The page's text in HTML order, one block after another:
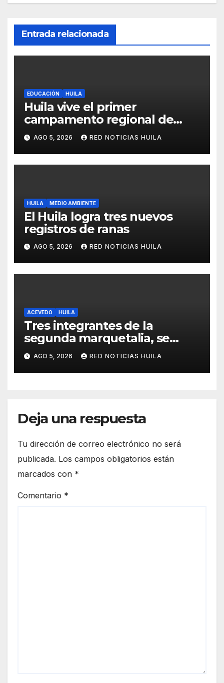
Entrada relacionada
EDUCACIÓN HUILA
Huila vive el primer
campamento regional de
Tecnologías Para Aprender
AGO 5, 2026 RED NOTICIAS HUILA
HUILA MEDIO AMBIENTE
El Huila logra tres nuevos
registros de ranas
AGO 5, 2026 RED NOTICIAS HUILA
ACEVEDO HUILA
Tres integrantes de la
segunda marquetalia, se
sometieron a la justicia
AGO 5, 2026 RED NOTICIAS HUILA
Deja una respuesta
Tu dirección de correo electrónico no será
publicada. Los campos obligatorios están
marcados con *
Comentario *